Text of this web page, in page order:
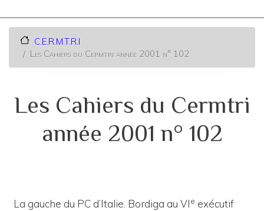
C.E.R.M.T.R.I
Les Cahiers du Cermtri année 2001 n° 102
Les Cahiers du Cermtri
année 2001 n° 102
La gauche du PC d’Italie. Bordiga au VIe exécutif